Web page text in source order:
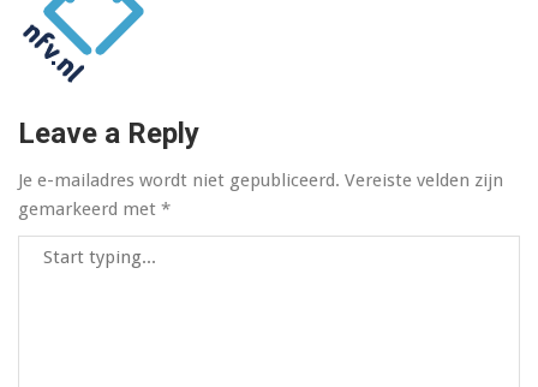
Leave a Reply
Je e-mailadres wordt niet gepubliceerd. Vereiste velden zijn
gemarkeerd met *